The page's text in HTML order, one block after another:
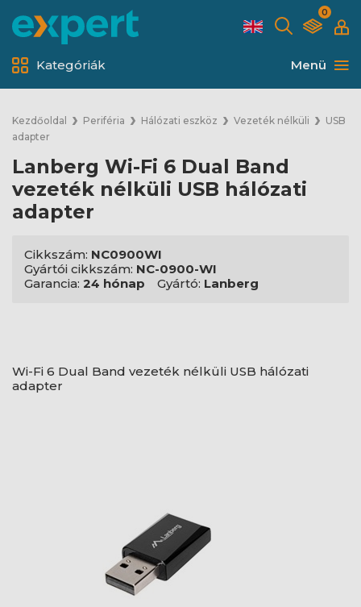
0
Menü
Kategóriák
Kezdőoldal Periféria Hálózati eszköz Vezeték nélküli
USB
adapter
Lanberg Wi-Fi 6 Dual Band
vezeték nélküli USB hálózati
adapter
Cikkszám: NC0900WI
Gyártói cikkszám: NC-0900-WI
Garancia: 24 hónap Gyártó: Lanberg
Wi-Fi 6 Dual Band vezeték nélküli USB hálózati
adapter